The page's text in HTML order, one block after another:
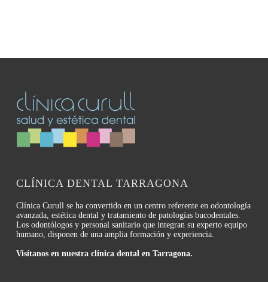
CLÍNICA DENTAL TARRAGONA
Clínica Curull se ha convertido en un centro referente en odontología
avanzada, estética dental y tratamiento de patologías bucodentales.
Los odontólogos y personal sanitario que integran su experto equipo
humano, disponen de una amplia formación y experiencia.
Visítanos en nuestra clínica dental en Tarragona.